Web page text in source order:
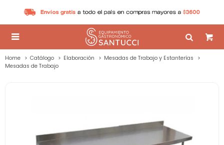

Home Catálogo Elaboración
Mesadas de Trabajo y Estanterías
Mesadas de Trabajo